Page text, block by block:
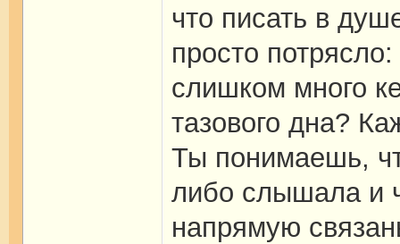
что писать в
просто
слишком много
тазового дна?
Ты понимаешь,
либо слышала и
напрямую